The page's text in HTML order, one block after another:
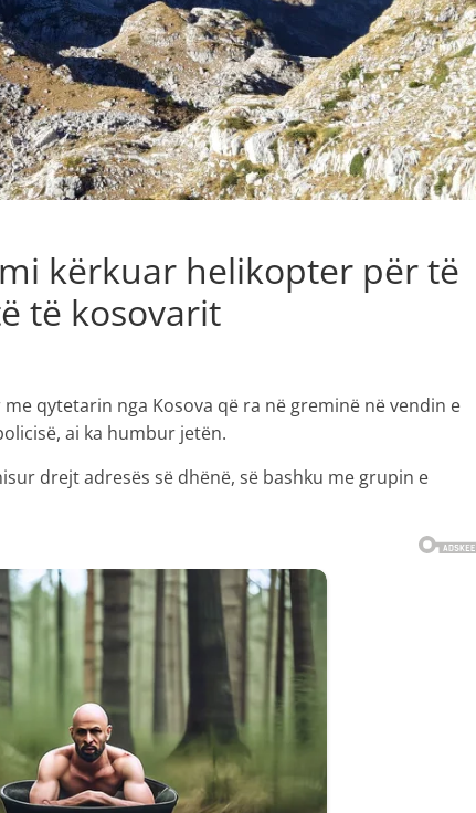
kërkuar helikopter për të
të kosovarit
qytetarin nga Kosova që ra në greminë në vendin e
ai ka humbur jetën.
drejt adresës së dhënë, së bashku me grupin e